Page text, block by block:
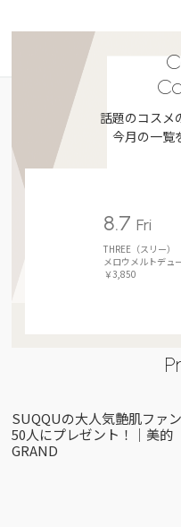
話題のコスメ
今月の一覧
8.7Fri
THREE（スリー）
メロウメルトデュ
￥3,850
SUQQUの大人気艶肌ファ
50人にプレゼント！｜美的
GRAND